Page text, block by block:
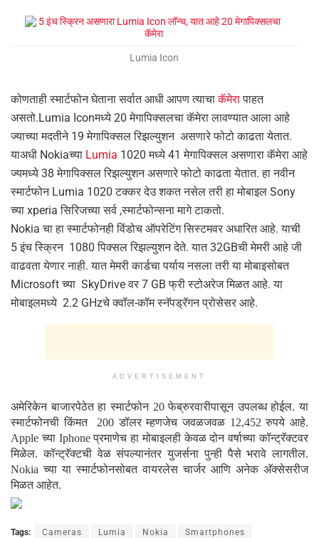
Lumia Icon
कोणताही स्मार्टफोन घेताना सर्वात आधी आपण त्याचाकॅमेरापाहत
असतो.Lumia Iconमध्ये 20 मेगापिक्सलचा कॅमेरा लावण्यात आला आहे
ज्याच्या मदतीने 19 मेगापिक्सल रिझल्युशन असणारे फोटो काढता येतात.
याअधी Nokiaच्या Lumia 1020 मध्ये 41 मेगापिक्सल असणारा कॅमेरा आहे
ज्यमध्ये 38 मेगापिक्सल रिझल्युशन असणारे फोटो काढता येतात. हा नवीन
स्मार्टफोन Lumia 1020 टक्कर देउ शकत नसेल तरी हा मोबाइल Sony
च्या xperia सिरिजच्या सर्व ,स्मार्टफोन्सना मागे टाकतो.
Nokia चा हा स्मार्टफोनही विंडोच ऑपरेटिंग सिस्टमवर अधारित आहे. याची
5 इंच स्क्रिन 1080 पिक्सल रिझल्युशन देते. यात 32GBची मेमरी आहे जी
वाढवता येणार नाही. यात मेमरी कार्डचा पर्याय नसला तरी या मोबाइसोबत
Microsoft च्या SkyDrive वर 7 GB फ्री स्टोअरेज मिळत आहे. या
मोबाइलमध्ये 2.2 GHzचे क्वॉल-कॉम स्नॅपड्रॅगन प्रोसेसर आहे.
ADVERTISEMENT
अमेरिकेन बाजारपेठेत हा स्मार्टफोन 20 फेब्रुरवारीपासून उपलब्ध होईल. या
स्मार्टफोनची किंमत 200 डॉलर म्हणजेच जवळजवळ 12,452 रुपये आहे.
Apple च्या Iphone प्रमाणेच हा मोबाइलही केवळ दोन वर्षाच्या कॉन्ट्रॅक्टवर
मिळेल. कॉन्ट्रॅक्टची वेळ संपल्यानंतर युजर्सना पुन्ही पैसे भरावे लागतील.
Nokia च्या या स्मार्टफोनसोबत वायरलेस चार्जर आणि अनेक अ‍ॅक्सेसरीज
मिळत आहेत.
Tags: Cameras Lumia Nokia Smartphones